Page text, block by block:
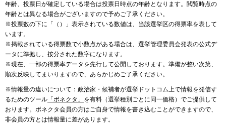
年齢、投票日が確定している場合は投票日時点の年齢となります。閲覧時点の
年齢とは異なる場合がございますので予めご了承ください。
※投票数の下に「（）」表示されている数値は、当該選挙区の得票率を表して
います。
※掲載されている得票数で小数点がある場合は、選挙管理委員会発表の公式デ
ータに準拠し、按分された数字になります。
※現在、一部の得票率データを先行して公開しております。準備が整い次第、
順次反映してまいりますので、あらかじめご了承ください。
※情報量の違いについて：政治家・候補者が選挙ドットコム上で情報を発信す
るためのツール 「ボネクタ」 を有料（選挙種別ごとに同一価格）でご提供して
おります。ボネクタ会員の方はご自身で情報を書き込むことができますので、
非会員の方とは情報量に差があります。